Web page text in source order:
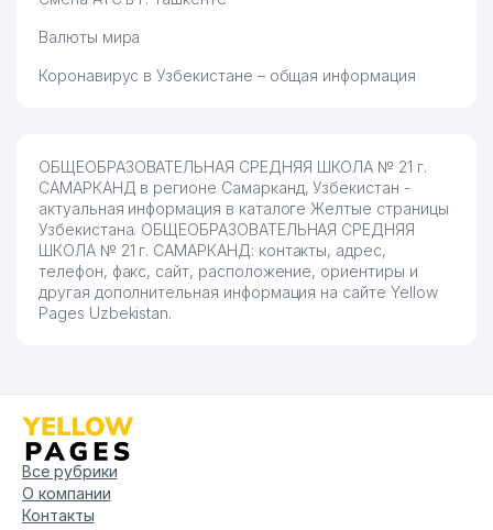
Валюты мира
Коронавирус в Узбекистане – общая информация
ОБЩЕОБРАЗОВАТЕЛЬНАЯ СРЕДНЯЯ ШКОЛА № 21 г.
САМАРКАНД в регионе Самарканд, Узбекистан -
актуальная информация в каталоге Желтые страницы
Узбекистана. ОБЩЕОБРАЗОВАТЕЛЬНАЯ СРЕДНЯЯ
ШКОЛА № 21 г. САМАРКАНД: контакты, адрес,
телефон, факс, сайт, расположение, ориентиры и
другая дополнительная информация на сайте Yellow
Pages Uzbekistan.
Все рубрики
О компании
Контакты